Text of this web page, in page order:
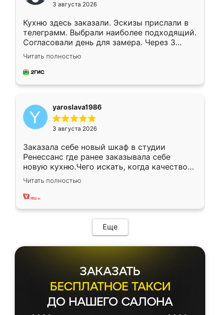
3 августа 2026
Кухню здесь заказали. Эскизы прислали в
телеграмм. Выбрали наиболее подходящий.
Согласовали день для замера. Через 3
недели кухня была уже готова. Остались
довольны работой. Спасибо Ренессанс
мебель за качественную работу!
Читать полностью
yaroslava1986
3 августа 2026
Заказала себе новый шкаф в студии
Ренессанс где ранее заказывала себе
новую кухню.Чего искать, когда качеством
вполне довольна. Служит кухня уже почти
два года, нареканий нет.
Читать полностью
Еще
ЗАКАЗАТЬ
БЕСПЛАТНОЕ ТАКСИ
ДО НАШЕГО САЛОНА